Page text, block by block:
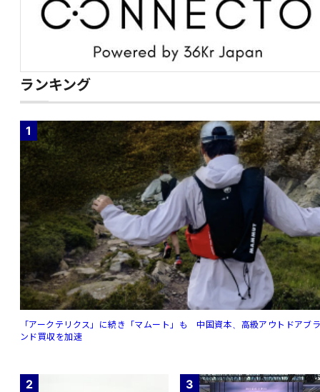
ランキング
1
「アークテリクス」に続き「マムート」も 中国資本、高級アウトドアブ
ンド買収を加速
2 3